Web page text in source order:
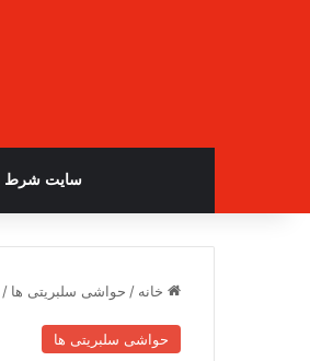
سایت شرط
خانه / حواشی سلبریتی ها /
حواشی سلبریتی ها